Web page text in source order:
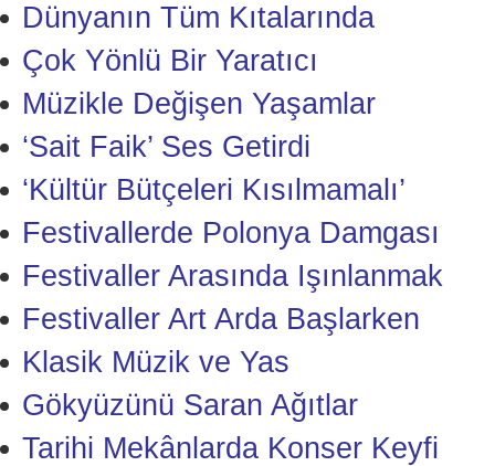
Dünyanın Tüm Kıtalarında
Çok Yönlü Bir Yaratıcı
Müzikle Değişen Yaşamlar
‘Sait Faik’ Ses Getirdi
‘Kültür Bütçeleri Kısılmamalı’
Festivallerde Polonya Damgası
Festivaller Arasında Işınlanmak
Festivaller Art Arda Başlarken
Klasik Müzik ve Yas
Gökyüzünü Saran Ağıtlar
Tarihi Mekânlarda Konser Keyfi